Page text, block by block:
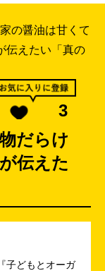
の醤油は甘くて
伝えたい「真の
3
だらけ
伝えた
子どもとオーガ